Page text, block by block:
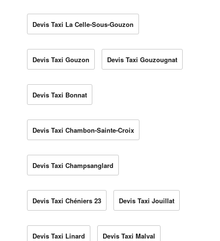
Devis Taxi La Celle-Sous-Gouzon
Devis Taxi Gouzon Devis Taxi Gouzougnat
Devis Taxi Bonnat
Devis Taxi Chambon-Sainte-Croix
Devis Taxi Champsanglard
Devis Taxi Chéniers 23 Devis Taxi Jouillat
Devis Taxi Linard Devis Taxi Malval